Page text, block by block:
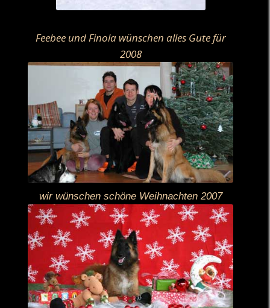
Feebee und Finola wünschen alles Gute für
2008
wir wünschen schöne Weihnachten 2007